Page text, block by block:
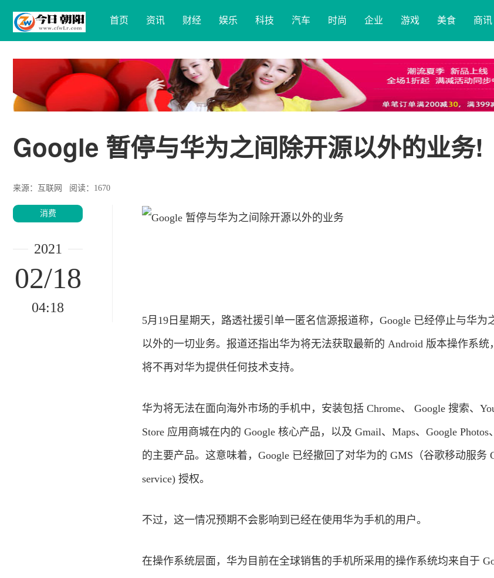
首页 资讯 财经 娱乐 科技 汽车 时尚 企业 游戏 美食 商讯
Google 暂停与华为之间除开源以外的业务!
来源：互联网 阅读：1670
消费
2021
02/18
04:18
5月19日星期天，路透社援引单一匿名信源报道称，Google 已经停止与华为
以外的一切业务。报道还指出华为将无法获取最新的 Android 版本操作系统
将不再对华为提供任何技术支持。
华为将无法在面向海外市场的手机中，安装包括 Chrome、 Google 搜索、
Store 应用商城在内的 Google 核心产品，以及 Gmail、Maps、Google Photos
的主要产品。这意味着，Google 已经撤回了对华为的 GMS（谷歌移动服务
service) 授权。
不过，这一情况预期不会影响到已经在使用华为手机的用户。
在操作系统层面，华为目前在全球销售的手机所采用的操作系统均来自于